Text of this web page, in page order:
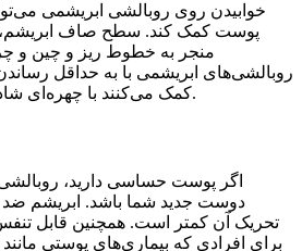
خوابیدن روی روبالشی ابریشمی
پوست کمک کند. سطح صاف ابریشم،
منجر به خطوط ریز و چین و
روبالشی‌های ابریشمی با به حداقل
کمک می‌کنند با چهره‌ای شاداب‌تر از خواب بیدار شوید.
اگر پوست حساسی دارید، روبالشی
دوست جدید شما باشد. ابریشم
تحریک آن کمتر است. همچنین قابل
برای افرادی که بیماری‌های پوستی مانند